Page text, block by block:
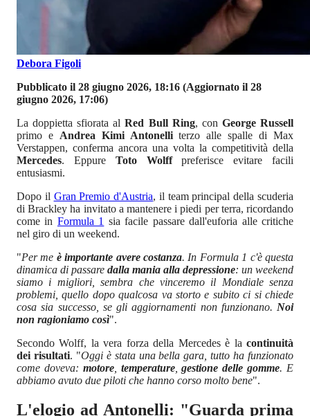
Debora Figoli
Pubblicato il 28 giugno 2026, 18:16 (Aggiornato il 28
giugno 2026, 17:06)
La doppietta sfiorata al Red Bull Ring, con George Russell
primo e Andrea Kimi Antonelliterzo alle spalle di Max
Verstappen, conferma ancora una volta la competitività della
Mercedes. Eppure Toto Wolffpreferisce evitare facili
entusiasmi.
Dopo il Gran Premio d'Austria, il team principal della scuderia
di Brackley ha invitato a mantenere i piedi per terra, ricordando
come in Formula 1 sia facile passare dall'euforia alle critiche
nel giro di un weekend.
"Per me è importante avere costanza. In Formula 1 c'è questa
dinamica di passare dalla mania alla depressione: un weekend
siamo i migliori, sembra che vinceremo il Mondiale senza
problemi, quello dopo qualcosa va storto e subito ci si chiede
cosa sia successo, se gli aggiornamenti non funzionano. Noi
non ragioniamo così".
Secondo Wolff, la vera forza della Mercedes è la continuità
dei risultati. "Oggi è stata una bella gara, tutto ha funzionato
come doveva: motore, temperature,gestione delle gomme. E
abbiamo avuto due piloti che hanno corso molto bene".
L'elogio ad Antonelli: "Guarda prima